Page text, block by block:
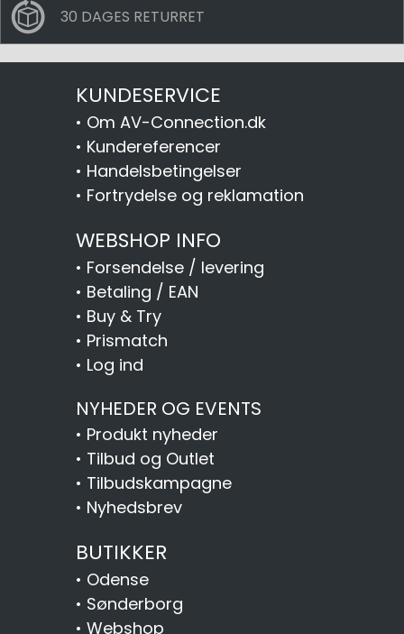
30 DAGES RETURRET
KUNDESERVICE
• Om AV-Connection.dk
• Kundereferencer
• Handelsbetingelser
• Fortrydelse og reklamation
WEBSHOP INFO
• Forsendelse / levering
• Betaling / EAN
• Buy & Try
• Prismatch
• Log ind
NYHEDER OG EVENTS
• Produkt nyheder
• Tilbud og Outlet
• Tilbudskampagne
• Nyhedsbrev
BUTIKKER
• Odense
• Sønderborg
• Webshop